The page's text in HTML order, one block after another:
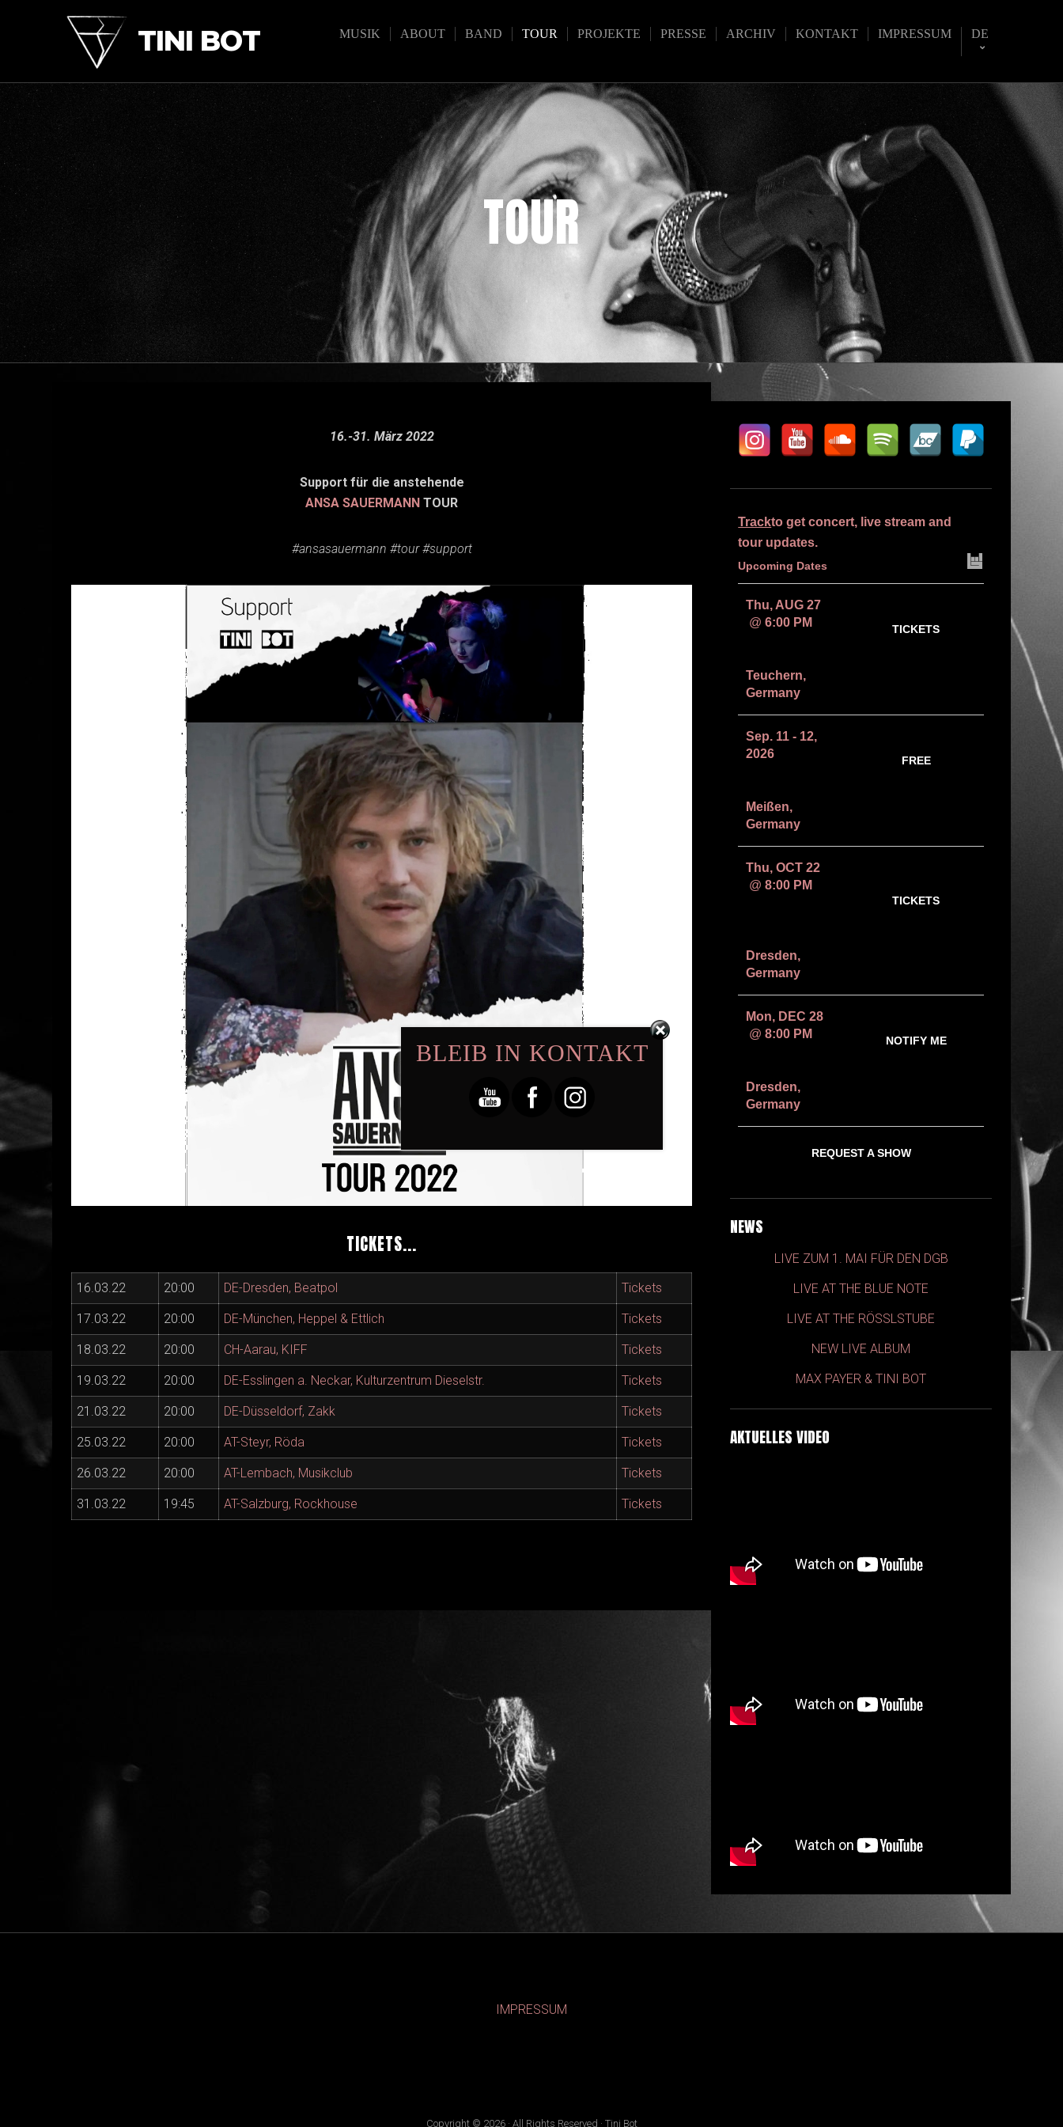
TINI BOT MUSIK ABOUT BAND TOUR PROJEKTE PRESSE ARCHIV KONTAKT IMPRESSUM DE
TOUR
16.-31. März 2022
Support für die anstehende
ANSA SAUERMANN TOUR
#ansasauermann #tour #support
TICKETS...
16.03.22 20:00 DE-Dresden, Beatpol Tickets
17.03.22 20:00 DE-München, Heppel & Ettlich Tickets
18.03.22 20:00 CH-Aarau, KIFF Tickets
19.03.22 20:00 DE-Esslingen a. Neckar, Kulturzentrum Dieselstr. Tickets
21.03.22 20:00 DE-Düsseldorf, Zakk Tickets
25.03.22 20:00 AT-Steyr, Röda Tickets
26.03.22 20:00 AT-Lembach, Musikclub Tickets
31.03.22 19:45 AT-Salzburg, Rockhouse Tickets
Trackto get concert, live stream and
tour updates.
Upcoming Dates
Thu, AUG 27
@6:00 PM
Teuchern,
Germany
TICKETS
Sep. 11 - 12,
2026
Meißen,
Germany
FREE
Thu, OCT 22
@8:00 PM
Dresden,
Germany
TICKETS
Mon, DEC 28
@8:00 PM
Dresden,
Germany
NOTIFY ME
REQUEST A SHOW
NEWS
LIVE ZUM 1. MAI FÜR DEN DGB
LIVE AT THE BLUE NOTE
LIVE AT THE RÖSSLSTUBE
NEW LIVE ALBUM
MAX PAYER & TINI BOT
AKTUELLES VIDEO
IMPRESSUM
Copyright © 2026 · All Rights Reserved · Tini Bot
BLEIB IN KONTAKT